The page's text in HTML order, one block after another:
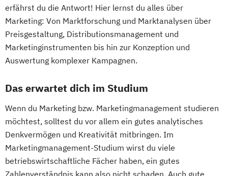
erfährst du die Antwort! Hier lernst du alles über
Marketing: Von Marktforschung und Marktanalysen über
Preisgestaltung, Distributionsmanagement und
Marketinginstrumenten bis hin zur Konzeption und
Auswertung komplexer Kampagnen.
Das erwartet dich im Studium
Wenn du Marketing bzw. Marketingmanagement studieren
möchtest, solltest du vor allem ein gutes analytisches
Denkvermögen und Kreativität mitbringen. Im
Marketingmanagement-Studium wirst du viele
betriebswirtschaftliche Fächer haben, ein gutes
Zahlenverständnis kann also nicht schaden. Auch gute